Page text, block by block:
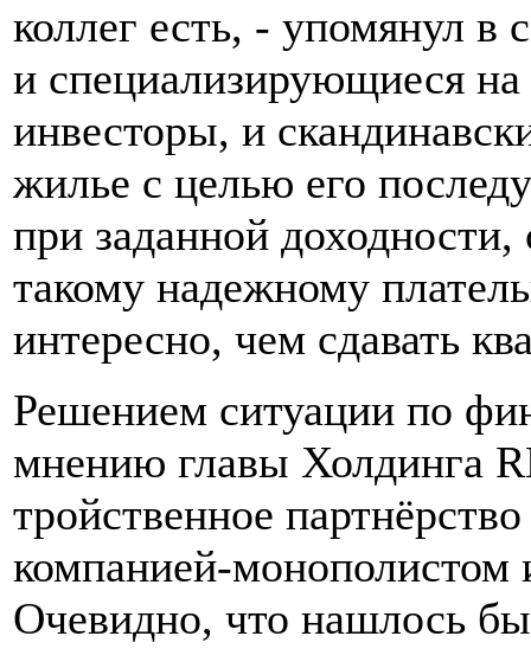
коллег есть, - упомянул
и специализирующиеся на
инвесторы, и
жилье с целью его
при заданной доходности,
такому надежному
интересно, чем сдавать
Решением ситуации по
мнению главы Холдинга
тройственное
компанией-
Очевидно, что нашлось